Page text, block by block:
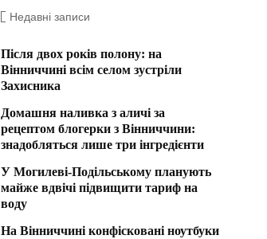
Недавні записи
Після двох років полону: на
Вінниччині всім селом зустріли
Захисника
Домашня наливка з аличі за
рецептом блогерки з Вінниччини:
знадобляться лише три інгредієнти
У Могилеві-Подільському планують
майже вдвічі підвищити тариф на
воду
На Вінниччині конфісковані ноутбуки